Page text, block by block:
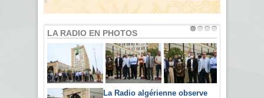
LA RADIO EN PHOTOS
La Radio algérienne observe